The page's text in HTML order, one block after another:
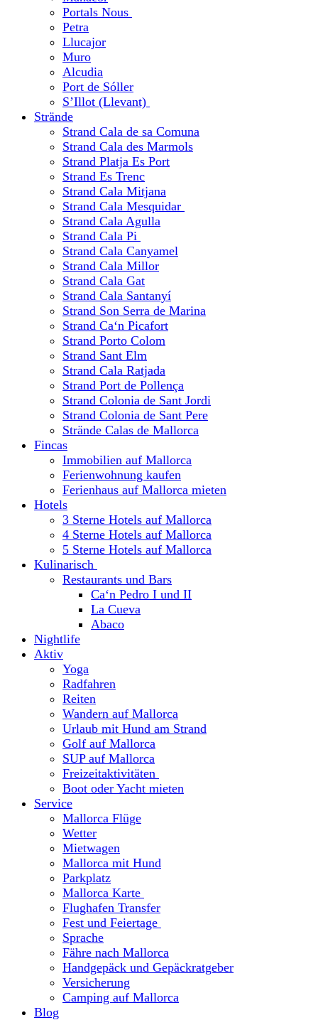
Portals Nous
Petra
Llucajor
Muro
Alcudia
Port de Sóller
S’Illot (Llevant)
Strände
Strand Cala de sa Comuna
Strand Cala des Marmols
Strand Platja Es Port
Strand Es Trenc
Strand Cala Mitjana
Strand Cala Mesquidar
Strand Cala Agulla
Strand Cala Pi
Strand Cala Canyamel
Strand Cala Millor
Strand Cala Gat
Strand Cala Santanyí
Strand Son Serra de Marina
Strand Ca‘n Picafort
Strand Porto Colom
Strand Sant Elm
Strand Cala Ratjada
Strand Port de Pollença
Strand Colonia de Sant Jordi
Strand Colonia de Sant Pere
Strände Calas de Mallorca
Fincas
Immobilien auf Mallorca
Ferienwohnung kaufen
Ferienhaus auf Mallorca mieten
Hotels
3 Sterne Hotels auf Mallorca
4 Sterne Hotels auf Mallorca
5 Sterne Hotels auf Mallorca
Kulinarisch
Restaurants und Bars
Ca‘n Pedro I und II
La Cueva
Abaco
Nightlife
Aktiv
Yoga
Radfahren
Reiten
Wandern auf Mallorca
Urlaub mit Hund am Strand
Golf auf Mallorca
SUP auf Mallorca
Freizeitaktivitäten
Boot oder Yacht mieten
Service
Mallorca Flüge
Wetter
Mietwagen
Mallorca mit Hund
Parkplatz
Mallorca Karte
Flughafen Transfer
Fest und Feiertage
Sprache
Fähre nach Mallorca
Handgepäck und Gepäckratgeber
Versicherung
Camping auf Mallorca
Blog